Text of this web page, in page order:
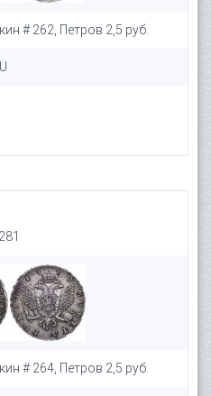
# 262, Петров 2,5 руб.
281
# 264, Петров 2,5 руб.